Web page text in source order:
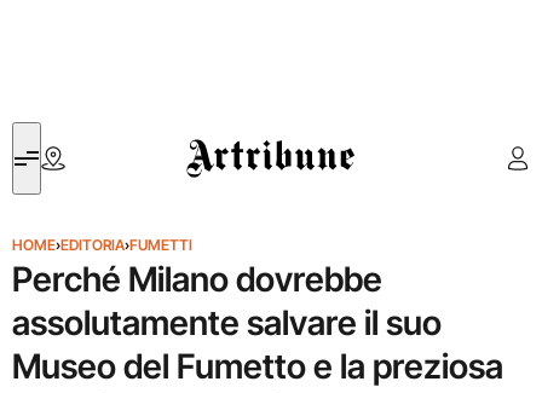
Artribune
HOME›EDITORIA›FUMETTI
Perché Milano dovrebbe
assolutamente salvare il suo
Museo del Fumetto e la preziosa